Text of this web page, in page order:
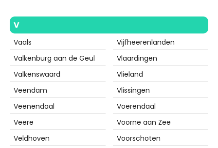
V
Vaals
Valkenburg aan de Geul
Valkenswaard
Veendam
Veenendaal
Veere
Veldhoven
Vijfheerenlanden
Vlaardingen
Vlieland
Vlissingen
Voerendaal
Voorne aan Zee
Voorschoten